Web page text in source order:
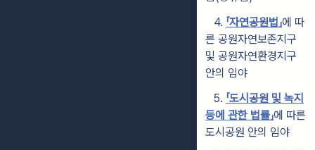
4. 「자연공원법」에 따
른 공원자연보존지구
및 공원자연환경지구
안의 임야
5. 「도시공원 및 녹지
등에 관한 법률」에 따른
도시공원 안의 임야